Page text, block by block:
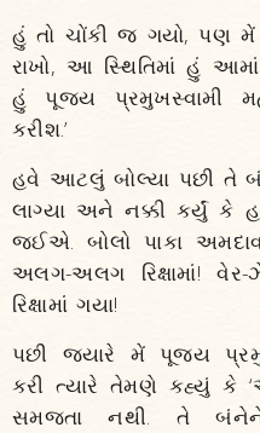
હું તો ચોંકી જ ગયો, પણ
રાખો, આ સ્થિતિમાં હું
હું પૂજ્ય પ્રમુખસ્વામી
કરીશ.’
હવે આટલું બોલ્યા પછી તે
લાગ્યા અને નક્કી કર્યું કે
જઈએ. બોલો પાકા
અલગ-અલગ રિક્ષામાં!
રિક્ષામાં ગયા!
પછી જ્યારે મેં પૂજ્ય
કરી ત્યારે તેમણે કહ્યું કે
સમજતા નથી. તે